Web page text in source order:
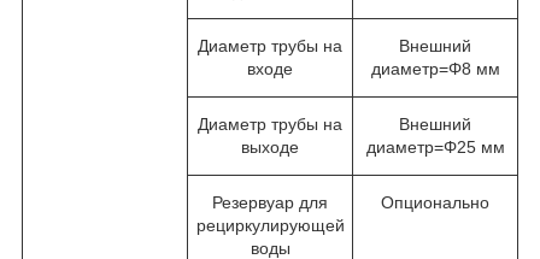
Диаметр трубы на
входе
Внешний
диаметр=Φ8 мм
Диаметр трубы на
выходе
Внешний
диаметр=Φ25 мм
Резервуар для
рециркулирующей
воды
Опционально